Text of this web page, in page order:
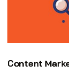
Content